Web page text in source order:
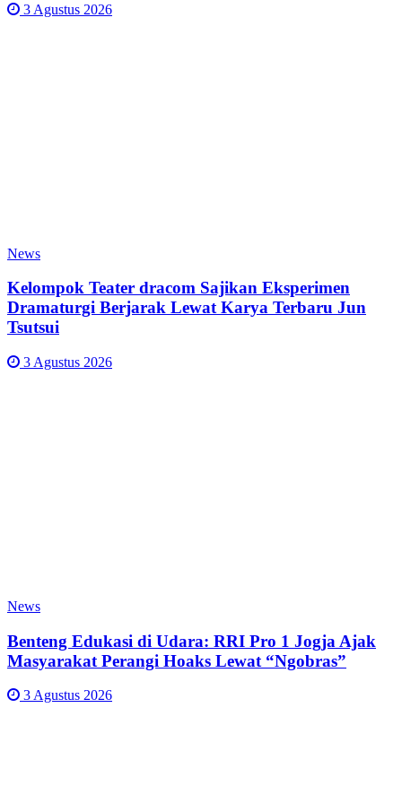
3 Agustus 2026
News
Kelompok Teater dracom Sajikan Eksperimen
Dramaturgi Berjarak Lewat Karya Terbaru Jun
Tsutsui
3 Agustus 2026
News
Benteng Edukasi di Udara: RRI Pro 1 Jogja Ajak
Masyarakat Perangi Hoaks Lewat “Ngobras”
3 Agustus 2026